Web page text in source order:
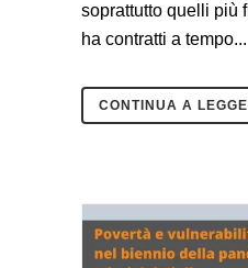
soprattutto quelli più
ha contratti a tempo...
CONTINUA A